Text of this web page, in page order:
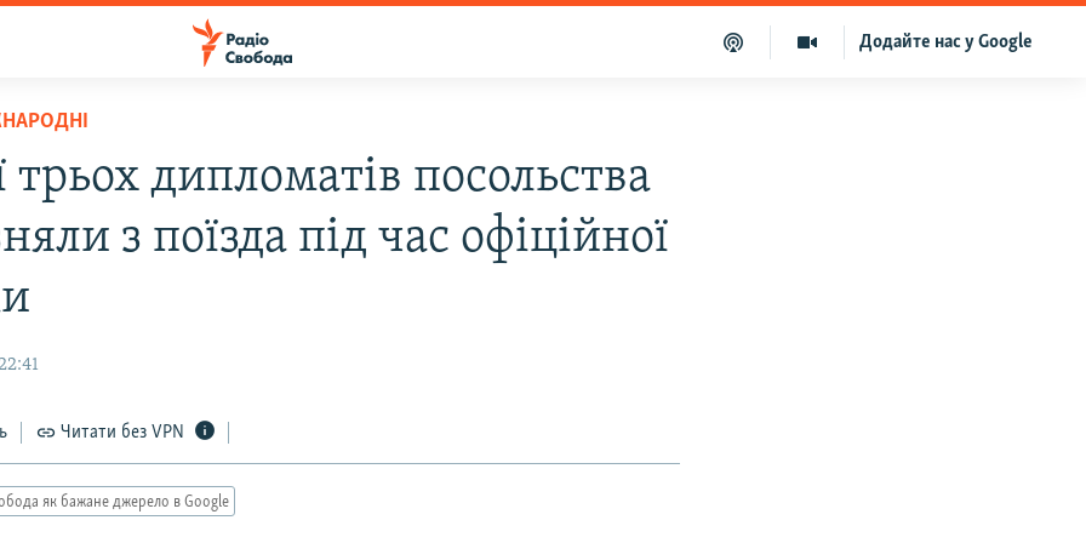
Додайте нас у Google
трьох дипломатів посольства
з поїзда під час офіційної
Читати без VPN
як бажане джерело в Google